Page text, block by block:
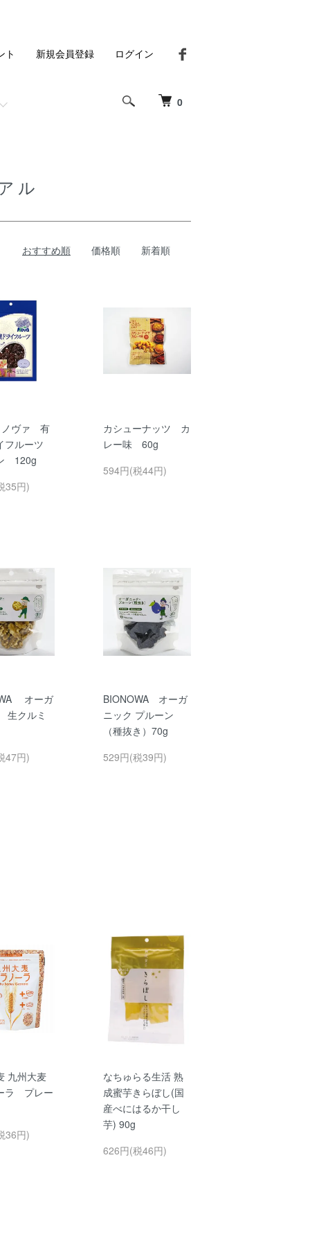
0
ト 新規会員登録 ログイン
ル
おすすめ順 価格順 新着順
ヴァ 有
フルーツ
120g
35円)
カシューナッツ カ
レー味 60g
594円(税44円)
オーガ
クルミ
47円)
BIONOWA オーガ
ニック プルーン
（種抜き）70g
529円(税39円)
九州大麦
ラ プレー
36円)
なちゅらる生活 熟
成蜜芋きらぼし(国
産べにはるか干し
芋) 90g
626円(税46円)